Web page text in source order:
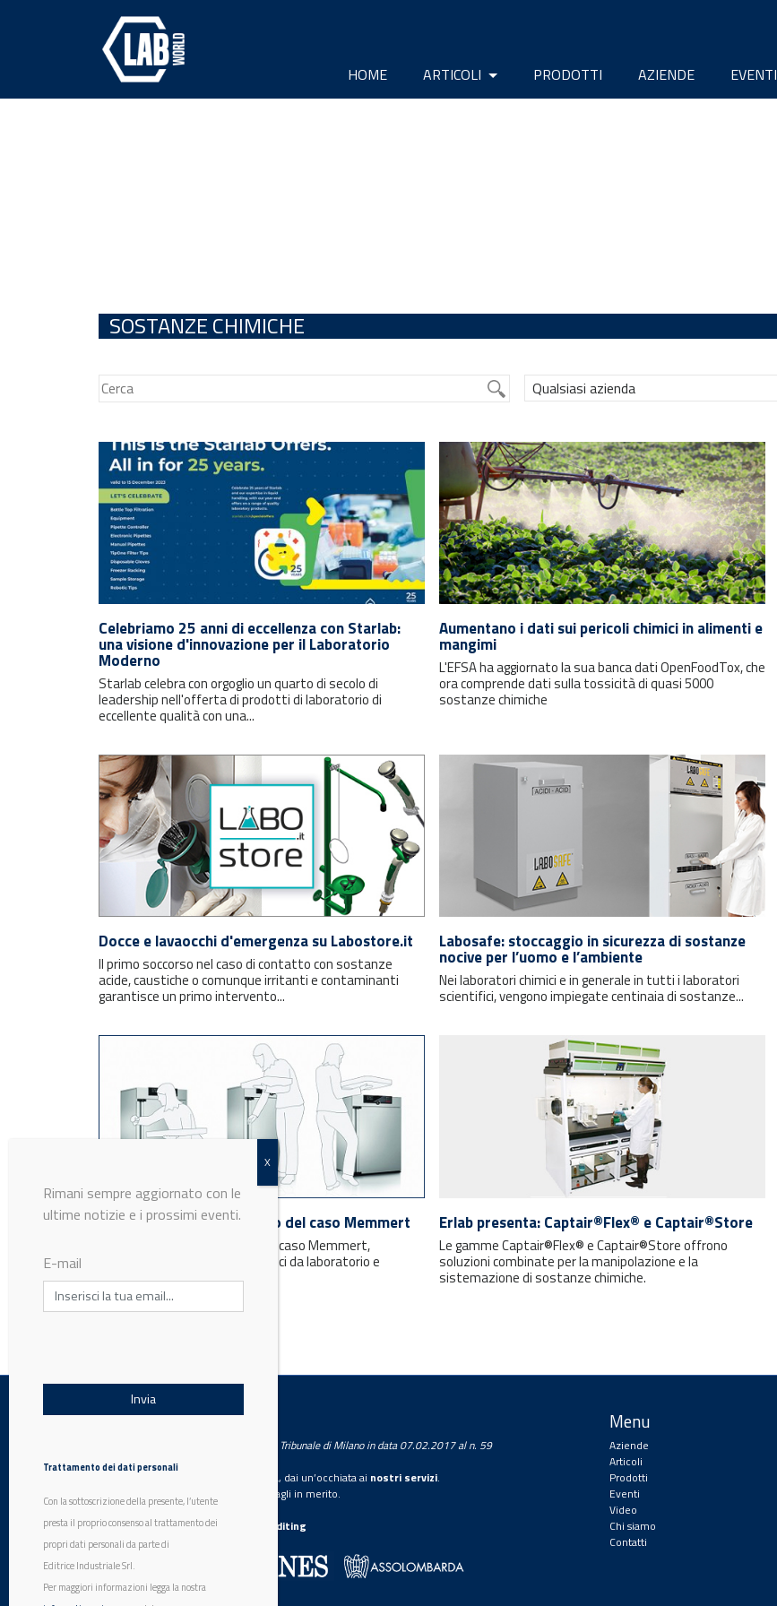
HOME ARTICOLI PRODOTTI AZIENDE EVENTI
SOSTANZE CHIMICHE
Qualsiasi azienda
Celebriamo 25 anni di eccellenza con Starlab:
una visione d'innovazione per il Laboratorio
Moderno
Starlab celebra con orgoglio un quarto di secolo di
leadership nell'offerta di prodotti di laboratorio di
eccellente qualità con una...
Aumentano i dati sui pericoli chimici in alimenti e
mangimi
L'EFSA ha aggiornato la sua banca dati OpenFoodTox, che
ora comprende dati sulla tossicità di quasi 5000
sostanze chimiche
Docce e lavaocchi d'emergenza su Labostore.it
Il primo soccorso nel caso di contatto con sostanze
acide, caustiche o comunque irritanti e contaminanti
garantisce un primo intervento...
Labosafe: stoccaggio in sicurezza di sostanze
nocive per l’uomo e l’ambiente
Nei laboratori chimici e in generale in tutti i laboratori
scientifici, vengono impiegate centinaia di sostanze...
Southco presenta lo studio del caso Memmert
Southco presenta lo studio del caso Memmert,
produttore leader di forni termici da laboratorio e
industriali
Erlab presenta: Captair®Flex® e Captair®Store
Le gamme Captair®Flex® e Captair®Store offrono
soluzioni combinate per la manipolazione e la
sistemazione di sostanze chimiche.
LabWorld
Testata giornalistica registrata presso il Tribunale di Milano in data 07.02.2017 al n. 59
Se vuoi diventare nostro inserzionista, dai un’occhiata ai nostri servizi.
per maggiori dettagli in merito.
La nostra certificazioneCSST WebAuditing
Editrice Industriale è associata a:
Menu
Aziende
Articoli
Prodotti
Eventi
Video
Chi siamo
Contatti
Rimani sempre aggiornato con le
ultime notizie e i prossimi eventi.
E-mail